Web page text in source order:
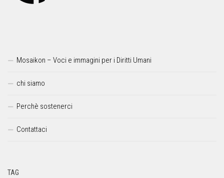
Mosaikon – Voci e immagini per i Diritti Umani
chi siamo
Perchè sostenerci
Contattaci
TAG